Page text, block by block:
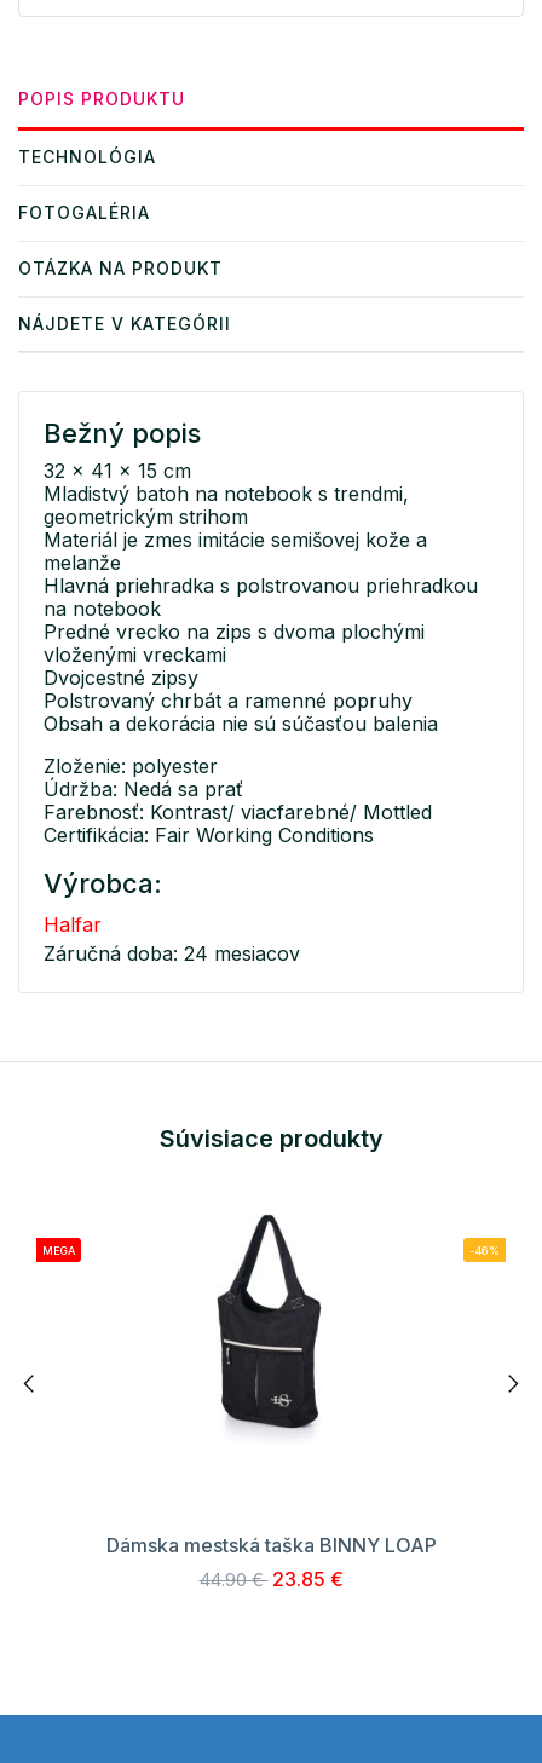
POPIS PRODUKTU
TECHNOLÓGIA
FOTOGALÉRIA
OTÁZKA NA PRODUKT
NÁJDETE V KATEGÓRII
Bežný popis
32 x 41 x 15 cm
Mladistvý batoh na notebook s trendmi,
geometrickým strihom
Materiál je zmes imitácie semišovej kože a
melanže
Hlavná priehradka s polstrovanou priehradkou
na notebook
Predné vrecko na zips s dvoma plochými
vloženými vreckami
Dvojcestné zipsy
Polstrovaný chrbát a ramenné popruhy
Obsah a dekorácia nie sú súčasťou balenia
Zloženie: polyester
Údržba: Nedá sa prať
Farebnosť: Kontrast/ viacfarebné/ Mottled
Certifikácia: Fair Working Conditions
Výrobca:
Halfar
Záručná doba: 24 mesiacov
Súvisiace produkty
MEGA -46%
Dámska mestská taška BINNY LOAP
44.90 € 23.85 €